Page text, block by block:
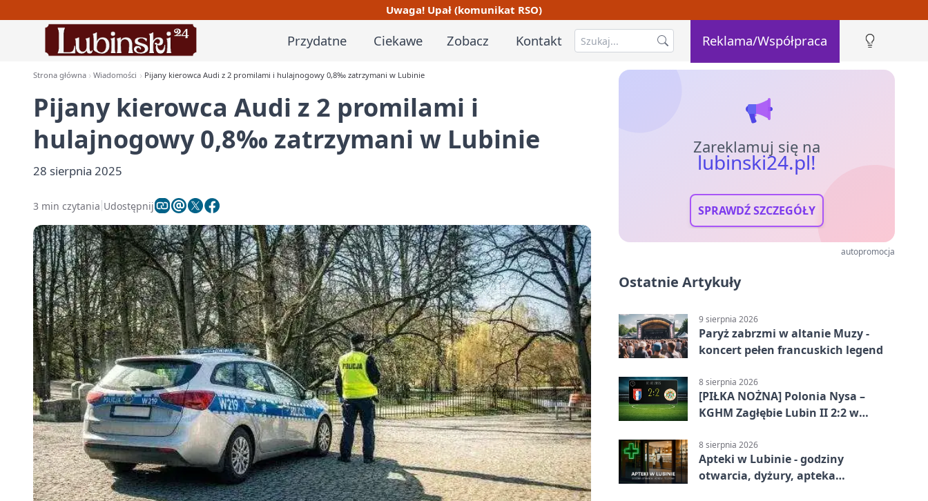
Uwaga! Upał (komunikat RSO)
Przydatne Ciekawe Zobacz Kontakt Reklama/Współpraca
Strona główna Wiadomości Pijany kierowca Audi z 2 promilami i hulajnogowy 0,8‰ zatrzymani w Lubinie
Pijany kierowca Audi z 2 promilami i
hulajnogowy 0,8‰ zatrzymani w Lubinie
28 sierpnia 2025
3 min czytania Udostępnij
Zareklamuj się na
lubinski24.pl!
SPRAWDŹ SZCZEGÓŁY
autopromocja
Ostatnie Artykuły
9 sierpnia 2026
Paryż zabrzmi w altanie Muzy -
koncert pełen francuskich legend
8 sierpnia 2026
[PIŁKA NOŻNA] Polonia Nysa –
KGHM Zagłębie Lubin II 2:2 w
8 sierpnia 2026
Apteki w Lubinie - godziny
otwarcia, dyżury, apteka